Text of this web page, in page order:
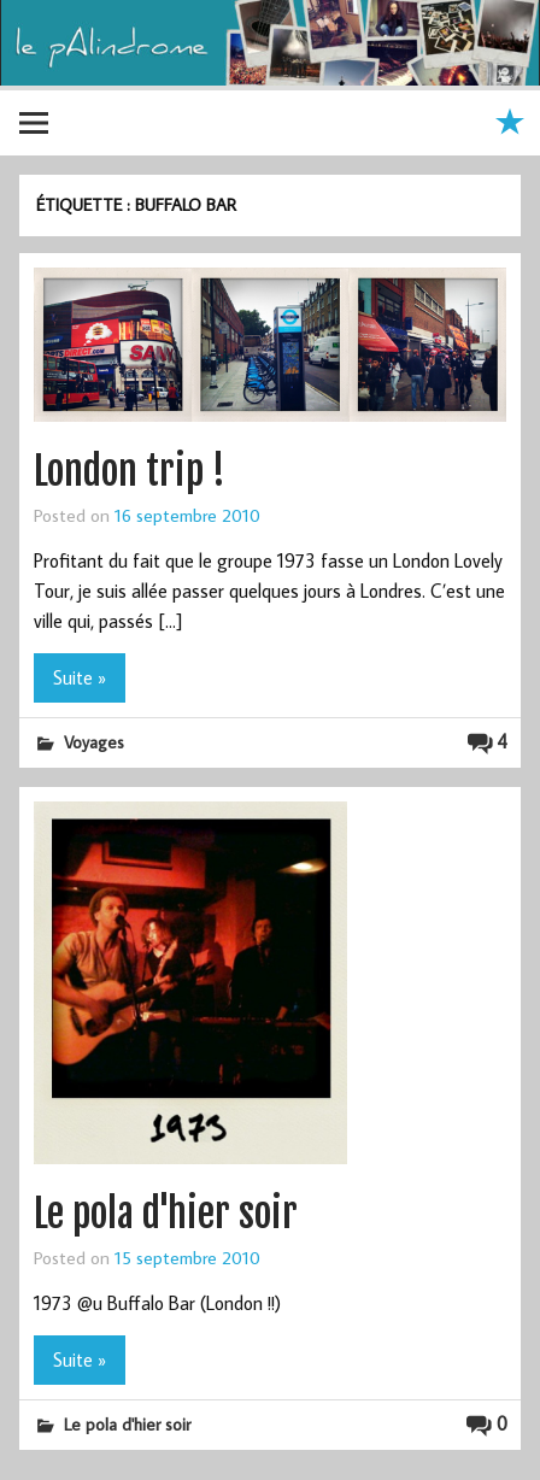
ÉTIQUETTE :BUFFALO BAR
London trip !
Posted on 16 septembre 2010
Profitant du fait que le groupe 1973 fasse un London Lovely
Tour, je suis allée passer quelques jours à Londres. C’est une
ville qui, passés […]
Suite »
4
Voyages
Le pola d'hier soir
Posted on 15 septembre 2010
1973 @u Buffalo Bar (London !!)
Suite »
0
Le pola d'hier soir